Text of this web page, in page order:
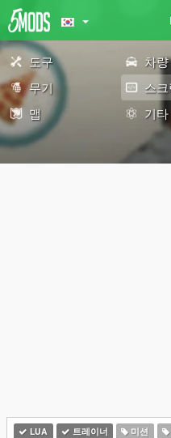
도구 차량
무기
스
맵
기타
LUA 트레이너 미션